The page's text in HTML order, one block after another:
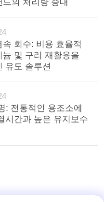
드의 처리량 증대
속 회수: 비용 효율적
늄 및 구리 재활용을
유도 솔루션
: 전통적인 용조소에
시간과 높은 유지보수